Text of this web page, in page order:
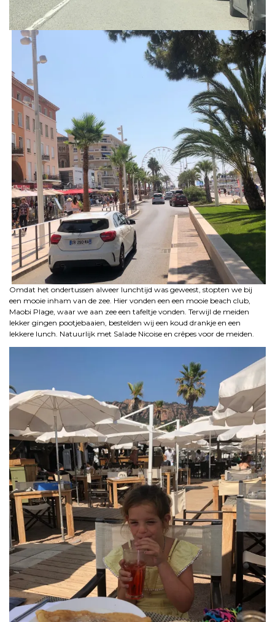
Omdat het ondertussen alweer lunchtijd was geweest, stopten we bij
een mooie inham van de zee. Hier vonden een een mooie beach club,
Maobi Plage, waar we aan zee een tafeltje vonden. Terwijl de meiden
lekker gingen pootjebaaien, bestelden wij een koud drankje en een
lekkere lunch. Natuurlijk met Salade Nicoise en crêpes voor de meiden.